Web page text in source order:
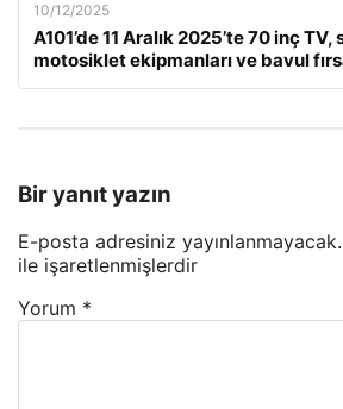
10/12/2025
A101’de 11 Aralık 2025’te 70 inç TV,
motosiklet ekipmanları ve bavul
Bir yanıt yazın
E-posta adresiniz yayınlanmayacak.
ile işaretlenmişlerdir
Yorum *